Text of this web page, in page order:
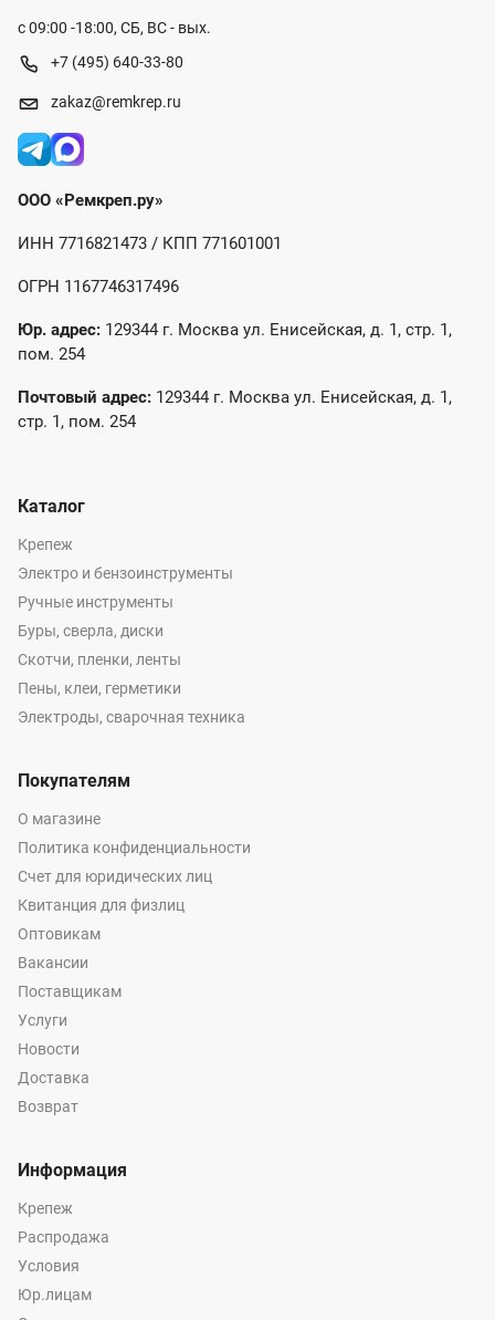
с 09:00 -18:00, СБ, ВС - вых.
+7 (495) 640-33-80
zakaz@remkrep.ru
ООО «Ремкреп.ру»
ИНН 7716821473 / КПП 771601001
ОГРН 1167746317496
Юр. адрес: 129344 г. Москва ул. Енисейская, д. 1, стр. 1,
пом. 254
Почтовый адрес: 129344 г. Москва ул. Енисейская, д. 1,
стр. 1, пом. 254
Каталог
Крепеж
Электро и бензоинструменты
Ручные инструменты
Буры, сверла, диски
Скотчи, пленки, ленты
Пены, клеи, герметики
Электроды, сварочная техника
Покупателям
О магазине
Политика конфиденциальности
Счет для юридических лиц
Квитанция для физлиц
Оптовикам
Вакансии
Поставщикам
Услуги
Новости
Доставка
Возврат
Информация
Крепеж
Распродажа
Условия
Юр.лицам